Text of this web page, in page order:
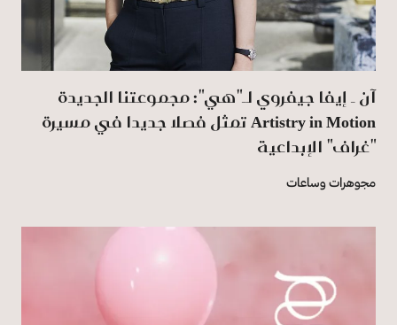
آن ـ إيفا جيفروي لـ"هي": مجموعتنا الجديدة
‏Artistry in Motion‏ تمثل فصلا جديدا في مسيرة
"غراف" الإبداعية
مجوهرات وساعات